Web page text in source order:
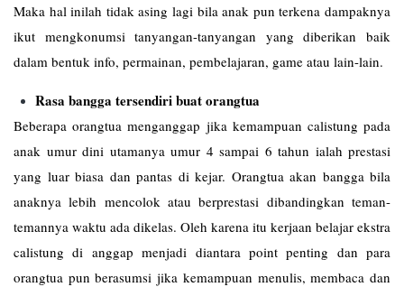
Maka hal inilah tidak asing lagi bila anak pun terkena dampaknya
ikut mengkonumsi tanyangan-tanyangan yang diberikan baik
dalam bentuk info, permainan, pembelajaran, game atau lain-lain.
Rasa bangga tersendiri buat orangtua
Beberapa orangtua menganggap jika kemampuan calistung pada
anak umur dini utamanya umur 4 sampai 6 tahun ialah prestasi
yang luar biasa dan pantas di kejar. Orangtua akan bangga bila
anaknya lebih mencolok atau berprestasi dibandingkan teman-
temannya waktu ada dikelas. Oleh karena itu kerjaan belajar ekstra
calistung di anggap menjadi diantara point penting dan para
orangtua pun berasumsi jika kemampuan menulis, membaca dan